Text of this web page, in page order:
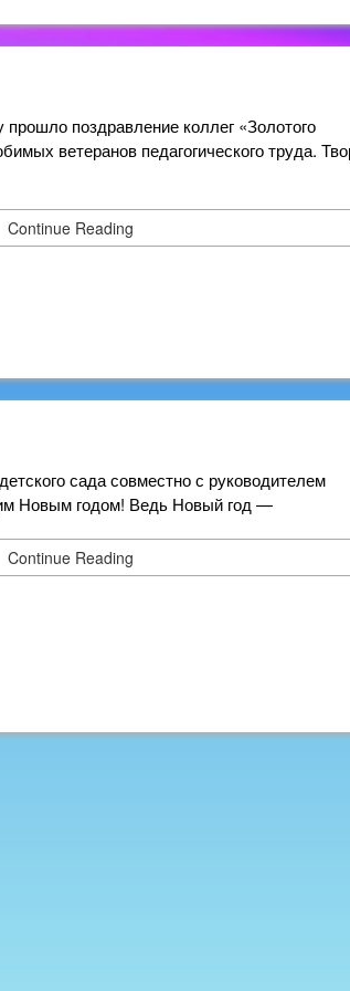
поздравление коллег «Золотого
ветеранов педагогического труда.
Continue Reading
сада совместно с руководителем
Новым годом! Ведь Новый год —
Continue Reading